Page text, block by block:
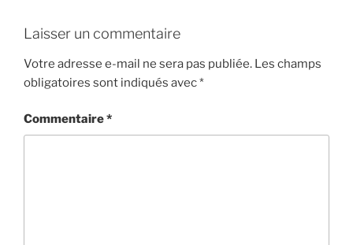
Laisser un commentaire
Votre adresse e-mail ne sera pas publiée. Les champs
obligatoires sont indiqués avec*
Commentaire*